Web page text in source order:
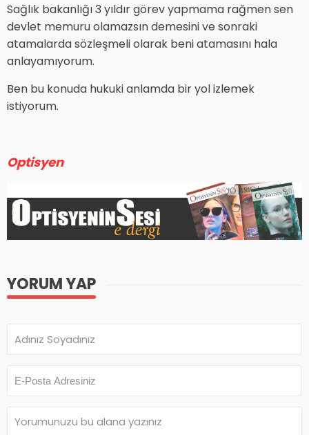
Sağlık bakanlığı 3 yıldır görev yapmama rağmen sen
devlet memuru olamazsın demesini ve sonraki
atamalarda sözleşmeli olarak beni atamasını hala
anlayamıyorum.
Ben bu konuda hukuki anlamda bir yol izlemek
istiyorum.
Optisyen
YORUM YAP